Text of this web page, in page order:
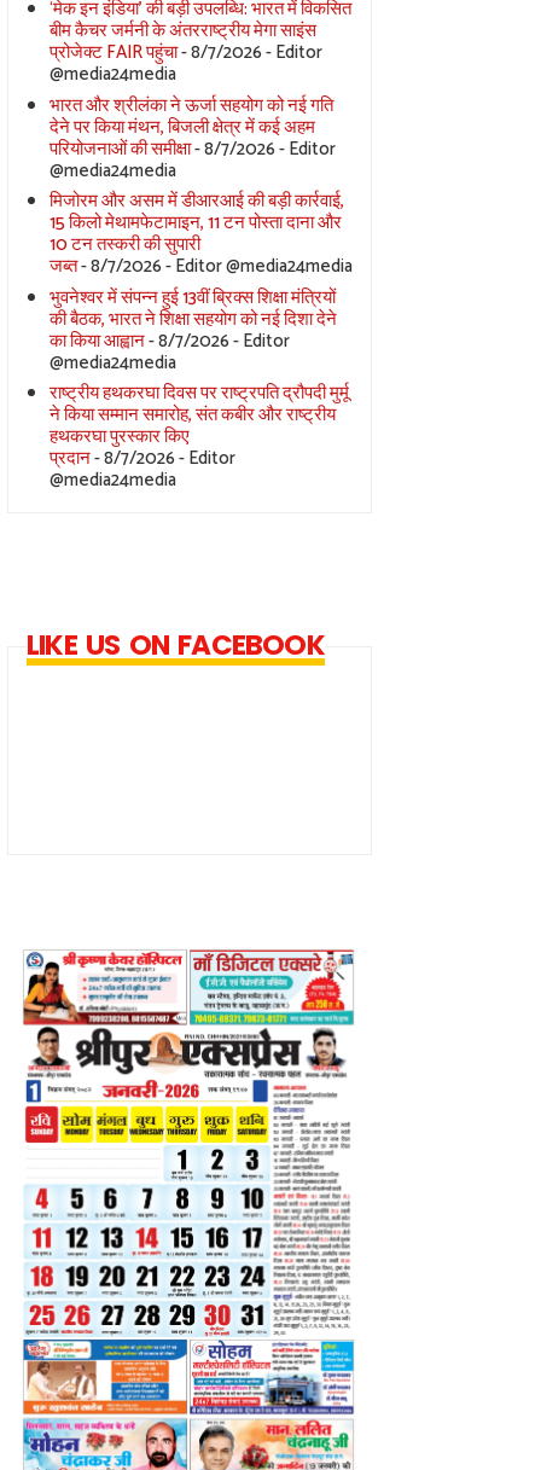
‘मेक इन इंडिया’ की बड़ी उपलब्धि: भारत में विकसित
बीम कैचर जर्मनी के अंतरराष्ट्रीय मेगा साइंस
प्रोजेक्ट FAIR पहुंचा- 8/7/2026- Editor
@media24media
भारत और श्रीलंका ने ऊर्जा सहयोग को नई गति
देने पर किया मंथन, बिजली क्षेत्र में कई अहम
परियोजनाओं की समीक्षा- 8/7/2026- Editor
@media24media
मिजोरम और असम में डीआरआई की बड़ी कार्रवाई,
15 किलो मेथामफेटामाइन, 11 टन पोस्ता दाना और
10 टन तस्करी की सुपारी
जब्त- 8/7/2026- Editor @media24media
भुवनेश्वर में संपन्न हुई 13वीं ब्रिक्स शिक्षा मंत्रियों
की बैठक, भारत ने शिक्षा सहयोग को नई दिशा देने
का किया आह्वान- 8/7/2026- Editor
@media24media
राष्ट्रीय हथकरघा दिवस पर राष्ट्रपति द्रौपदी मुर्मू
ने किया सम्मान समारोह, संत कबीर और राष्ट्रीय
हथकरघा पुरस्कार किए
प्रदान- 8/7/2026- Editor
@media24media
LIKE US ON FACEBOOK